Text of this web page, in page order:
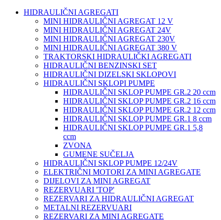
HIDRAULIČNI AGREGATI
MINI HIDRAULIČNI AGREGAT 12 V
MINI HIDRAULIČNI AGREGAT 24V
MINI HIDRAULIČNI AGREGAT 230V
MINI HIDRAULIČNI AGREGAT 380 V
TRAKTORSKI HIDRAULIČKI AGREGATI
HIDRAULIČNI BENZINSKI SET
HIDRAULIČNI DIZELSKI SKLOPOVI
HIDRAULIČNI SKLOPI PUMPE
HIDRAULIČNI SKLOP PUMPE GR.2 20 ccm
HIDRAULIČNI SKLOP PUMPE GR.2 16 ccm
HIDRAULIČNI SKLOP PUMPE GR.2 12 ccm
HIDRAULIČNI SKLOP PUMPE GR.1 8 ccm
HIDRAULIČNI SKLOP PUMPE GR.1 5,8
ccm
ZVONA
GUMENE SUČELJA
HIDRAULIČNI SKLOP PUMPE 12/24V
ELEKTRIČNI MOTORI ZA MINI AGREGATE
DIJELOVI ZA MINI AGREGAT
REZERVUARI 'TOP'
REZERVARI ZA HIDRAULIČNI AGREGAT
METALNI REZERVUARI
REZERVARI ZA MINI AGREGATE